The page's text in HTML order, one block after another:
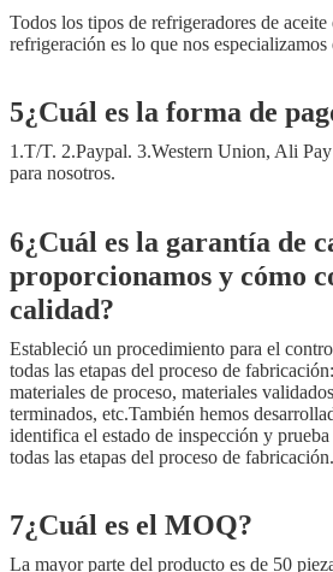
Todos los tipos de refrigeradores de aceite
refrigeración es lo que nos especializamos
5¿Cuál es la forma de
1.T/T. 2.Paypal. 3.Western Union, Ali
para nosotros.
6¿Cuál es la garantía de
proporcionamos y cómo
calidad?
Estableció un procedimiento para el
todas las etapas del proceso de
materiales de proceso, materiales
terminados, etc.También hemos
identifica el estado de inspección y
todas las etapas del proceso de fabricación.
7¿Cuál es el MOQ?
La mayor parte del producto es de 50